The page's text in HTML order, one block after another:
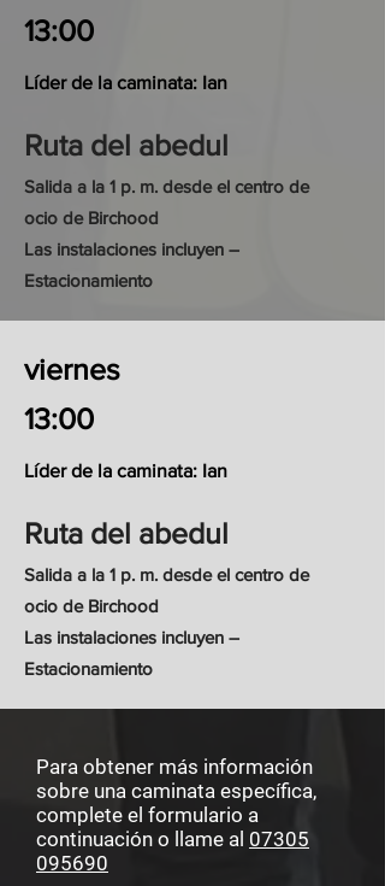
13:00
Líder de la caminata: Ian
Ruta del abedul
Salida a la 1 p. m. desde el centro de
ocio de Birchood
Las instalaciones incluyen –
Estacionamiento
viernes
13:00
Líder de la caminata: Ian
Ruta del abedul
Salida a la 1 p. m. desde el centro de
ocio de Birchood
Las instalaciones incluyen –
Estacionamiento
Para obtener más información
sobre una caminata específica,
complete el formulario a
continuación o llame al 07305
095690